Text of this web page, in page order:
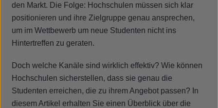
den Markt. Die Folge: Hochschulen müssen sich klar
positionieren und ihre Zielgruppe genau ansprechen,
um im Wettbewerb um neue Studenten nicht ins
Hintertreffen zu geraten.
Doch welche Kanäle sind wirklich effektiv? Wie können
Hochschulen sicherstellen, dass sie genau die
Studenten erreichen, die zu ihrem Angebot passen? In
diesem Artikel erhalten Sie einen Überblick über die